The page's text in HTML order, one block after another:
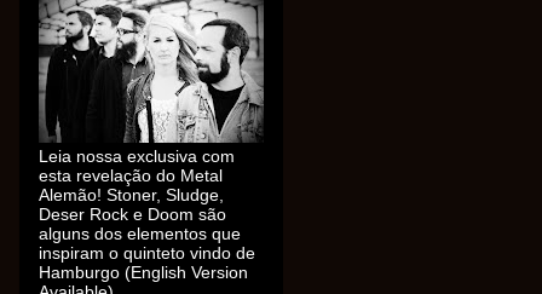
Leia nossa exclusiva com
esta revelação do Metal
Alemão! Stoner, Sludge,
Deser Rock e Doom são
alguns dos elementos que
inspiram o quinteto vindo de
Hamburgo (English Version